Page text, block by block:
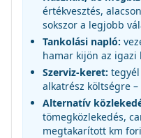
értékvesztés,
sokszor a legjobb
Tankolási napló:
hamar kijön az igazi
Szerviz-keret:
alkatrész költségre
Alternatív
tömegközlekedés,
megtakarított km